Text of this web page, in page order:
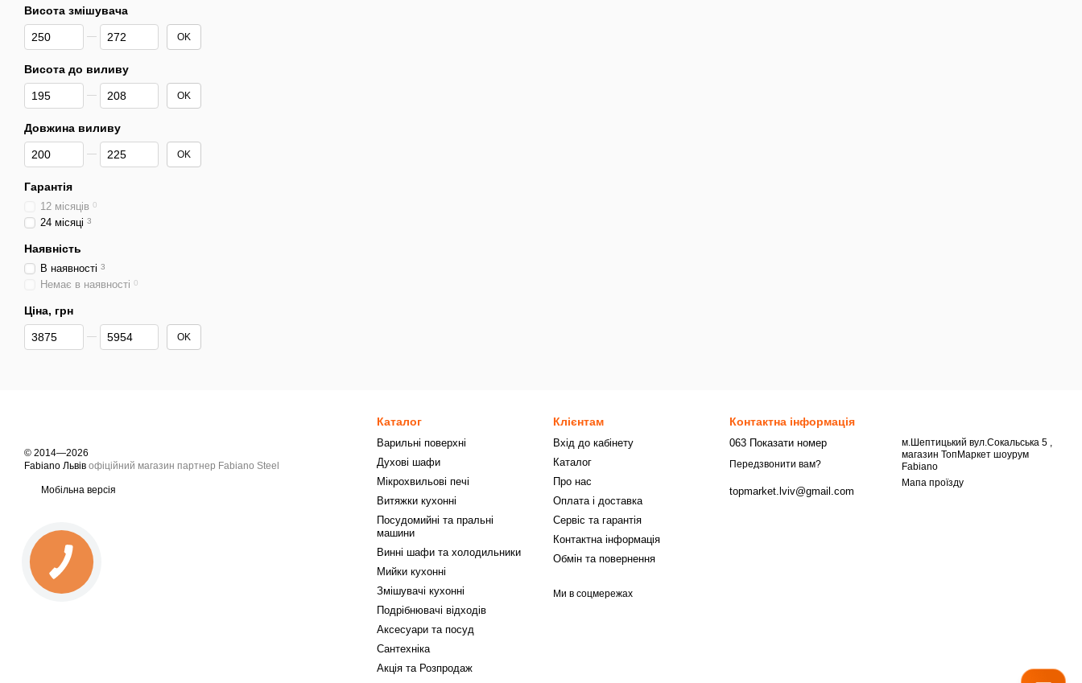
Висота змішувача
Від Висота змішувача
До Висота змішувача OK
Висота до виливу
Від Висота до виливу
До Висота до виливу OK
Довжина виливу
Від Довжина виливу
До Довжина виливу OK
Гарантія
12 місяців 0
24 місяці 3
Наявність
В наявності 3
Немає в наявності 0
Ціна, грн
Від Ціна, грн
До Ціна, грн OK
© 2014—2026
Fabiano Львів офіційний магазин партнер Fabiano Steel
Мобільна версія
Каталог
Варильні поверхні
Духові шафи
Мікрохвильові печі
Витяжки кухонні
Посудомийні та пральні
машини
Винні шафи та холодильники
Мийки кухонні
Змішувачі кухонні
Подрібнювачі відходів
Аксесуари та посуд
Сантехніка
Акція та Розпродаж
Клієнтам
Вхід до кабінету
Каталог
Про нас
Оплата і доставка
Сервіс та гарантія
Контактна інформація
Обмін та повернення
Ми в соцмережах
Контактна інформація
063 Показати номер
Передзвонити вам?
topmarket.lviv@gmail.com
м.Шептицький вул.Сокальська 5 ,
магазин ТопМаркет шоурум
Fabiano
Мапа проїзду